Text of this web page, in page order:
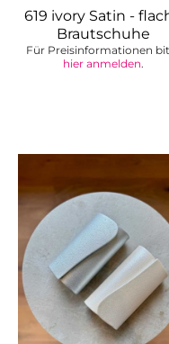
619 ivory Satin -
Brautschuhe
Für Preisinformationen
hier anmelden.